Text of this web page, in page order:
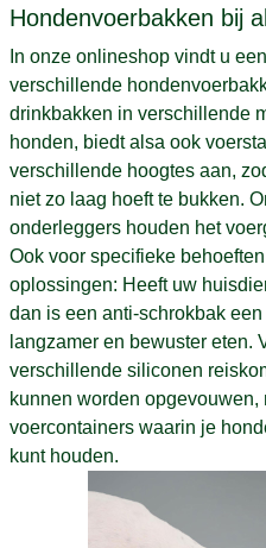
Hondenvoerbakken bij
In onze onlineshop vindt u
verschillende
drinkbakken in verschillende
honden, biedt alsa ook
verschillende hoogtes aan,
niet zo laag hoeft te bukken.
onderleggers houden het
Ook voor specifieke
oplossingen: Heeft uw
dan is een anti-schrokbak
langzamer en bewuster eten.
verschillende siliconen
kunnen worden opgevouwen,
voercontainers waarin je
kunt houden.